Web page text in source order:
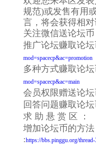
规范)或发售有用
言，将会获得相
关注微信送论坛
推广论坛赚取论坛
mod=spacecp&ac=promotion
多种方式赚取论坛
mod=spacecp&ac=main
会员权限赠送论
回答问题赚取论
求 助 悬 赏 区 ：
增加论坛币的方
:https://bbs.pinggu.org/